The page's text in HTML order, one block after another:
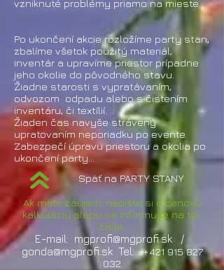
Ak máte záujem, napíšte si o cenovú
kalkuláciu alebo sa informujte na tel.
čísle:
E-mail: mgprofi@mgprofi.sk/
gonda@mgprofi.skTel:
+421 915 827
032
vzniknuté problémy priamo na mieste.
Po ukončení akcie rozložíme party stan,
zbalíme všetok použitý materiál,
inventár a upravíme priestor prípadne
jeho okolie do pôvodného stavu.
Žiadne starosti s vypratávaním,
odvozom odpadu alebo s čistením
inventáru, či textílií.
Žiaden čas navyše strávený
upratovaním neporiadku po evente.
Zabezpečí úpravu priestoru a okolia po
ukončení party...
Späť na PARTY STANY